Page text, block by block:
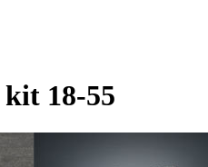
kit 18-55